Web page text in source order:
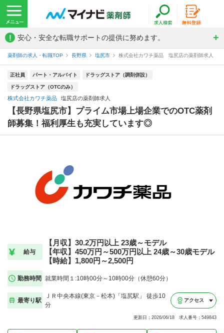
! 安心・安全な転職サポートの提供に努めます。
薬剤師の求人・転職TOP 長野県 塩尻市 株式会社カワチ薬品 塩尻店の薬剤師求人
正社員 パート・アルバイト ドラッグストア（調剤併設）
ドラッグストア（OTCのみ）
株式会社カワチ薬品 塩尻店の薬剤師求人
【長野県塩尻市】プライム市場上場企業でのOTC薬剤
師募集！福利厚生も充実しています◎
給与
【月収】30.2万円以上 23歳～モデル
【年収】450万円～500万円以上 24歳～30歳モデル
【時給】1,800円～2,500円
勤務時間 就業時間１:10時00分～10時00分（休憩60分）
最寄り駅
ＪＲ中央本線(東京－松本)「塩尻駅」 徒歩10
分
アクセス
更新日：2026/06/18 求人番号：549843